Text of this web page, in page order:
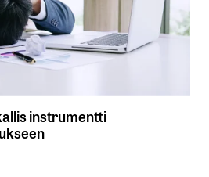
instrumentti